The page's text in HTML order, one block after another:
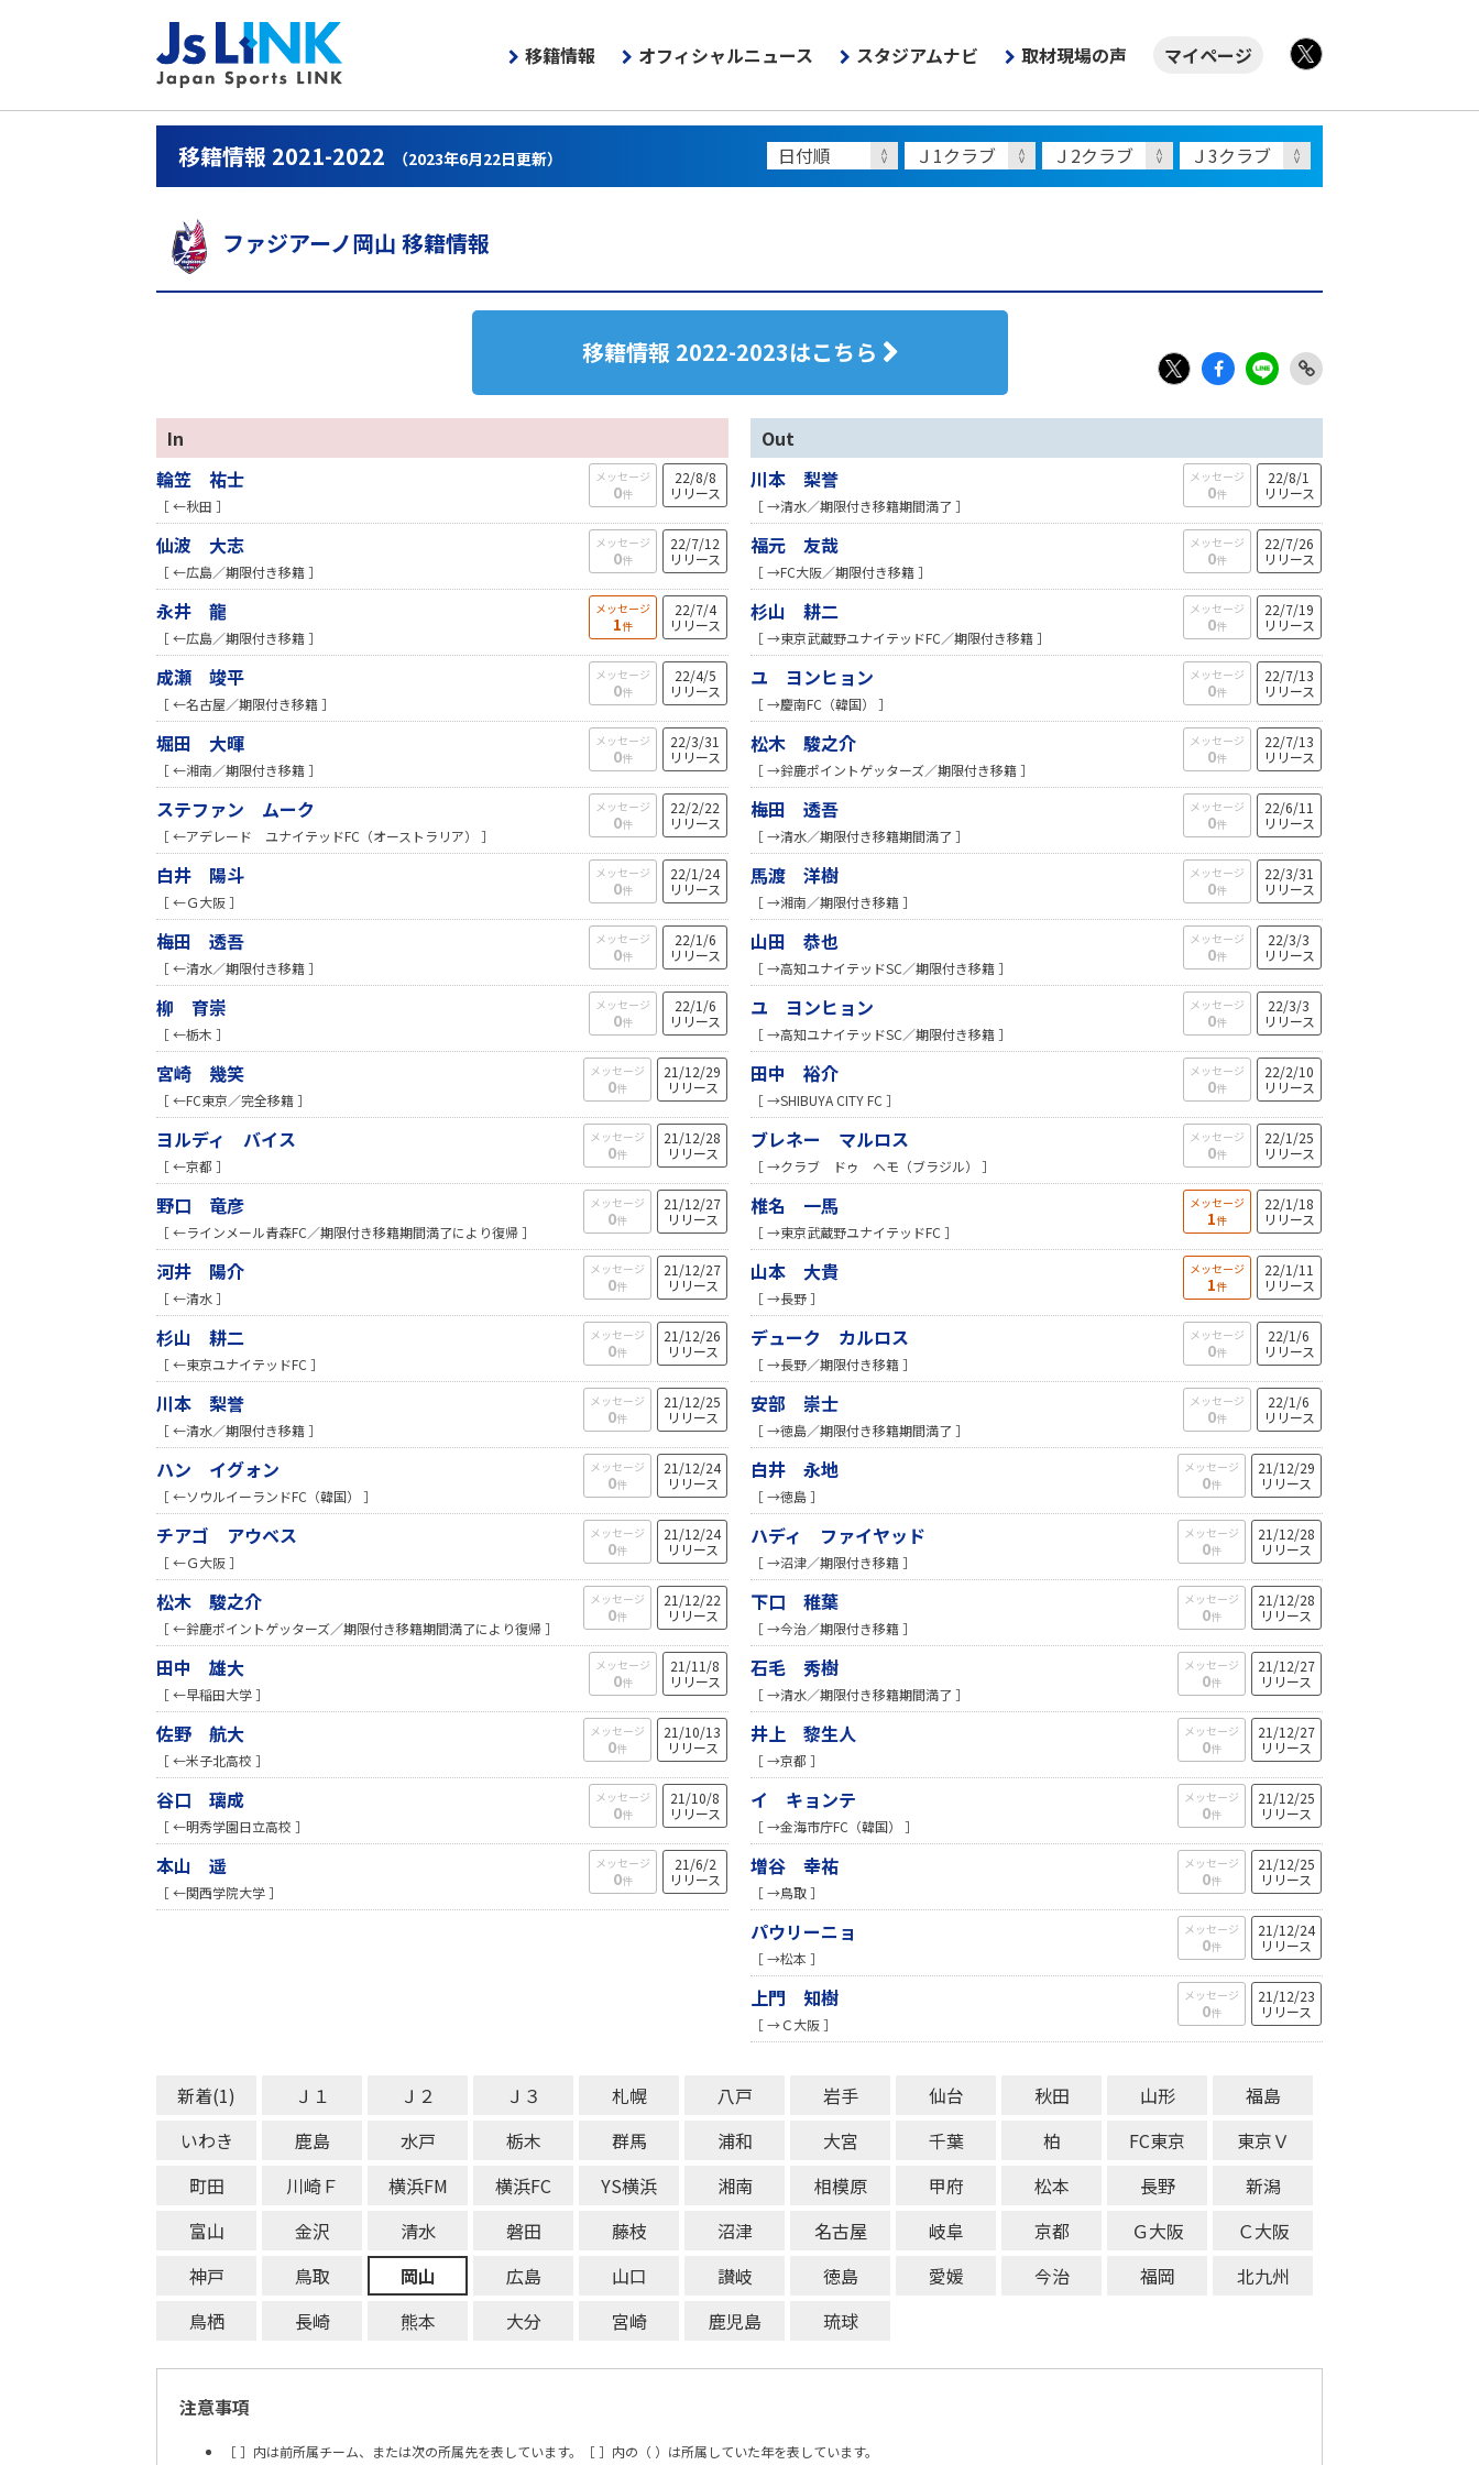
移籍情報 オフィシャルニュース スタジアムナビ 取材現場の声
マイページ
移籍情報 2021-2022 （2023年6月22日更新）
ファジアーノ岡山 移籍情報
移籍情報 2022-2023はこちら
ok
In
輪笠 祐士
［ ←秋田 ］
メッセージ
0件
22/8/8
リリース
仙波 大志
［ ←広島／期限付き移籍 ］
メッセージ
0件
22/7/12
リリース
永井 龍
［ ←広島／期限付き移籍 ］
メッセージ
1件
22/7/4
リリース
成瀬 竣平
［ ←名古屋／期限付き移籍 ］
メッセージ
0件
22/4/5
リリース
堀田 大暉
［ ←湘南／期限付き移籍 ］
メッセージ
0件
22/3/31
リリース
ステファン ムーク
［ ←アデレード ユナイテッドFC（オーストラリア） ］
メッセージ
0件
22/2/22
リリース
白井 陽斗
［ ←Ｇ大阪 ］
メッセージ
0件
22/1/24
リリース
梅田 透吾
［ ←清水／期限付き移籍 ］
メッセージ
0件
22/1/6
リリース
柳 育崇
［ ←栃木 ］
メッセージ
0件
22/1/6
リリース
宮崎 幾笑
［ ←FC東京／完全移籍 ］
メッセージ
0件
21/12/29
リリース
ヨルディ バイス
［ ←京都 ］
メッセージ
0件
21/12/28
リリース
野口 竜彦
［ ←ラインメール青森FC／期限付き移籍期間満了により復帰 ］
メッセージ
0件
21/12/27
リリース
河井 陽介
［ ←清水 ］
メッセージ
0件
21/12/27
リリース
杉山 耕二
［ ←東京ユナイテッドFC ］
メッセージ
0件
21/12/26
リリース
川本 梨誉
［ ←清水／期限付き移籍 ］
メッセージ
0件
21/12/25
リリース
ハン イグォン
［ ←ソウルイーランドFC（韓国） ］
メッセージ
0件
21/12/24
リリース
チアゴ アウベス
［ ←Ｇ大阪 ］
メッセージ
0件
21/12/24
リリース
松木 駿之介
［ ←鈴鹿ポイントゲッターズ／期限付き移籍期間満了により復帰 ］
メッセージ
0件
21/12/22
リリース
田中 雄大
［ ←早稲田大学 ］
メッセージ
0件
21/11/8
リリース
佐野 航大
［ ←米子北高校 ］
メッセージ
0件
21/10/13
リリース
谷口 璃成
［ ←明秀学園日立高校 ］
メッセージ
0件
21/10/8
リリース
本山 遥
［ ←関西学院大学 ］
メッセージ
0件
21/6/2
リリース
Out
川本 梨誉
［ →清水／期限付き移籍期間満了 ］
メッセージ
0件
22/8/1
リリース
福元 友哉
［ →FC大阪／期限付き移籍 ］
メッセージ
0件
22/7/26
リリース
杉山 耕二
［ →東京武蔵野ユナイテッドFC／期限付き移籍 ］
メッセージ
0件
22/7/19
リリース
ユ ヨンヒョン
［ →慶南FC（韓国） ］
メッセージ
0件
22/7/13
リリース
松木 駿之介
［ →鈴鹿ポイントゲッターズ／期限付き移籍 ］
メッセージ
0件
22/7/13
リリース
梅田 透吾
［ →清水／期限付き移籍期間満了 ］
メッセージ
0件
22/6/11
リリース
馬渡 洋樹
［ →湘南／期限付き移籍 ］
メッセージ
0件
22/3/31
リリース
山田 恭也
［ →高知ユナイテッドSC／期限付き移籍 ］
メッセージ
0件
22/3/3
リリース
ユ ヨンヒョン
［ →高知ユナイテッドSC／期限付き移籍 ］
メッセージ
0件
22/3/3
リリース
田中 裕介
［ →SHIBUYA CITY FC ］
メッセージ
0件
22/2/10
リリース
ブレネー マルロス
［ →クラブ ドゥ ヘモ（ブラジル） ］
メッセージ
0件
22/1/25
リリース
椎名 一馬
［ →東京武蔵野ユナイテッドFC ］
メッセージ
1件
22/1/18
リリース
山本 大貴
［ →長野 ］
メッセージ
1件
22/1/11
リリース
デューク カルロス
［ →長野／期限付き移籍 ］
メッセージ
0件
22/1/6
リリース
安部 崇士
［ →徳島／期限付き移籍期間満了 ］
メッセージ
0件
22/1/6
リリース
白井 永地
［ →徳島 ］
メッセージ
0件
21/12/29
リリース
ハディ ファイヤッド
［ →沼津／期限付き移籍 ］
メッセージ
0件
21/12/28
リリース
下口 稚葉
［ →今治／期限付き移籍 ］
メッセージ
0件
21/12/28
リリース
石毛 秀樹
［ →清水／期限付き移籍期間満了 ］
メッセージ
0件
21/12/27
リリース
井上 黎生人
［ →京都 ］
メッセージ
0件
21/12/27
リリース
イ キョンテ
［ →金海市庁FC（韓国） ］
メッセージ
0件
21/12/25
リリース
増谷 幸祐
［ →鳥取 ］
メッセージ
0件
21/12/25
リリース
パウリーニョ
［ →松本 ］
メッセージ
0件
21/12/24
リリース
上門 知樹
［ →Ｃ大阪 ］
メッセージ
0件
21/12/23
リリース
新着(1) Ｊ１ Ｊ２ Ｊ３ 札幌 八戸 岩手 仙台 秋田 山形
福島
いわき
鹿島 水戸 栃木 群馬 浦和 大宮 千葉 柏 FC東京
東京Ｖ
町田
川崎Ｆ 横浜FM 横浜FC YS横浜 湘南 相模原 甲府 松本 長野
新潟
富山
金沢 清水 磐田 藤枝 沼津 名古屋 岐阜 京都 Ｇ大阪
Ｃ大阪
神戸
鳥取 岡山 広島 山口 讃岐 徳島 愛媛 今治 福岡
北九州
鳥栖
長崎 熊本 大分 宮崎 鹿児島 琉球
注意事項
［ ］内は前所属チーム、または次の所属先を表しています。［ ］内の（ ）は所属していた年を表しています。